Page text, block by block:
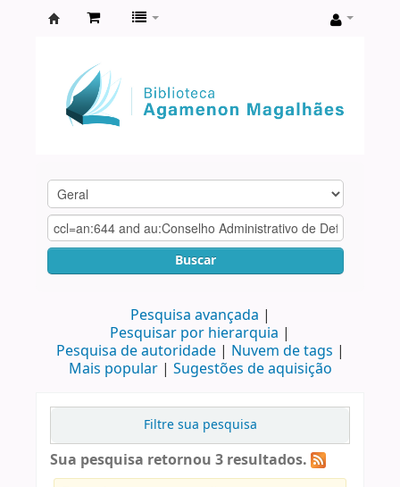
Agamenon
Magalhães
Buscar
Pesquisa avançada
Pesquisar por hierarquia
Pesquisa de autoridade
Nuvem de tags
Mais popular
Sugestões de aquisição
Filtre sua pesquisa
Sua pesquisa retornou 3 resultados.